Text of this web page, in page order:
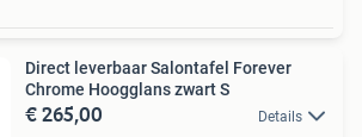
Direct leverbaar Salontafel Forever
Chrome Hoogglans zwart S
€ 265,00 Details